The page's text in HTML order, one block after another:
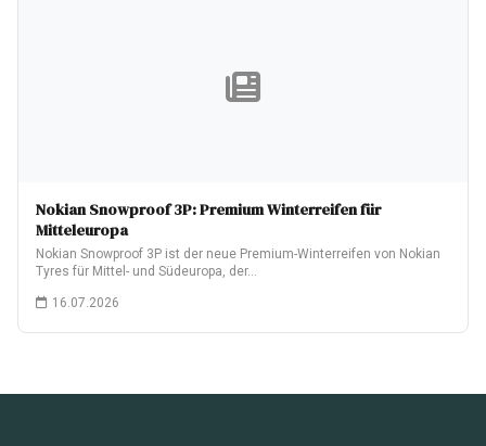
Nokian Snowproof 3P: Premium Winterreifen für
Mitteleuropa
Nokian Snowproof 3P ist der neue Premium-Winterreifen von Nokian
Tyres für Mittel- und Südeuropa, der…
16.07.2026